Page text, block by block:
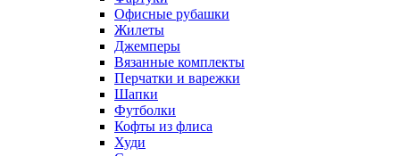
Офисные рубашки
Жилеты
Джемперы
Вязанные комплекты
Перчатки и варежки
Шапки
Футболки
Кофты из флиса
Худи